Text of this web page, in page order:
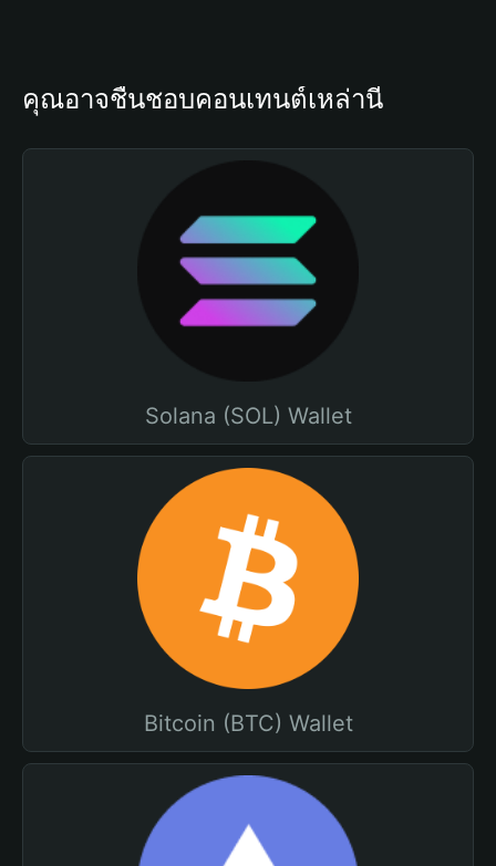
คุณอาจชื่นชอบคอนเทนต์เหล่านี้
Solana (SOL) Wallet
Bitcoin (BTC) Wallet